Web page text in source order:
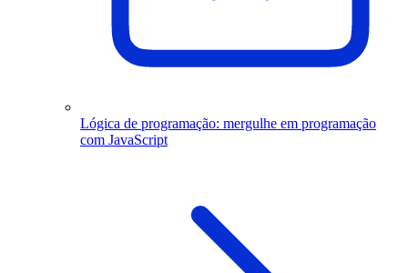
Lógica de programação: mergulhe em programação
com JavaScript